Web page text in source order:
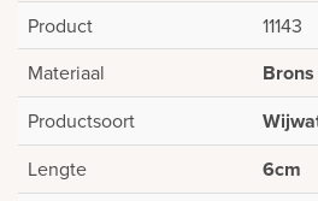
Product
11143
Materiaal
Brons
Productsoort
Lengte 6cm